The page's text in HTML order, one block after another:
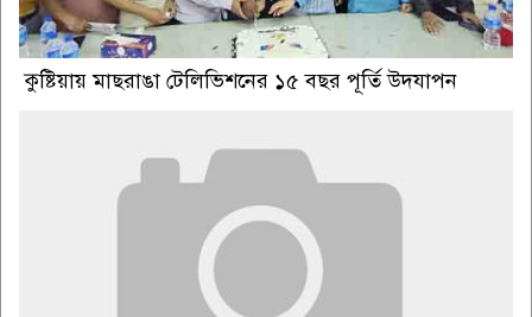
কুষ্টিয়ায় মাছরাঙা টেলিভিশনের ১৫ বছর পূর্তি উদযাপন